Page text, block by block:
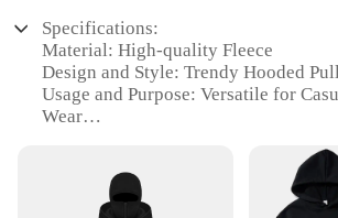
Specifications:
Material: High-quality Fleece
Design and Style: Trendy Hooded
Usage and Purpose: Versatile for
Wear
Shape or Size or Weight or Quantity:
Various Sizes and Colors